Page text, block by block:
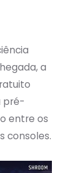
a
pré-
entre os
consoles.